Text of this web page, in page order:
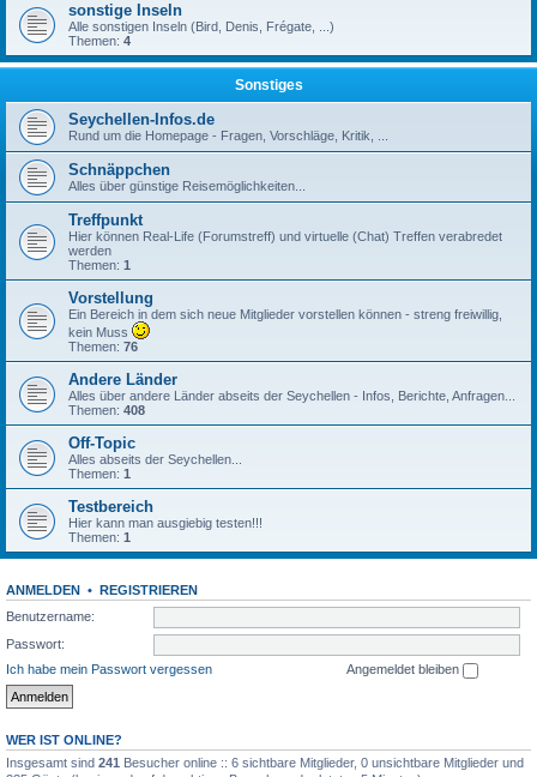
sonstige Inseln
Alle sonstigen Inseln (Bird, Denis, Frégate, ...)
Themen: 4
Sonstiges
Seychellen-Infos.de
Rund um die Homepage - Fragen, Vorschläge, Kritik, ...
Schnäppchen
Alles über günstige Reisemöglichkeiten...
Treffpunkt
Hier können Real-Life (Forumstreff) und virtuelle (Chat) Treffen verabredet
werden
Themen: 1
Vorstellung
Ein Bereich in dem sich neue Mitglieder vorstellen können - streng freiwillig,
kein Muss
Themen: 76
Andere Länder
Alles über andere Länder abseits der Seychellen - Infos, Berichte, Anfragen...
Themen: 408
Off-Topic
Alles abseits der Seychellen...
Themen: 1
Testbereich
Hier kann man ausgiebig testen!!!
Themen: 1
ANMELDEN • REGISTRIEREN
Benutzername:
Passwort:
Ich habe mein Passwort vergessen
Angemeldet bleiben
WER IST ONLINE?
Insgesamt sind 241 Besucher online :: 6 sichtbare Mitglieder, 0 unsichtbare Mitglieder und